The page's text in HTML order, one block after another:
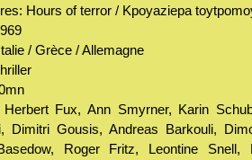
Hours of terror / Kpoyaziepa
/ Grèce / Allemagne
Fux, Ann Smyrner, Karin
Dimitri Gousis, Andreas Barkouli,
Roger Fritz, Leontine Snell,